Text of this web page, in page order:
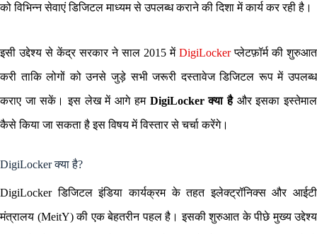
को विभिन्न सेवाएं डिजिटल माध्यम से उपलब्ध कराने की दिशा में कार्य कर रही है।
इसी उद्देश्य से केंद्र सरकार ने साल 2015 में DigiLockerप्लेटफ़ॉर्म की शुरुआत
करी ताकि लोगों को उनसे जुड़े सभी जरूरी दस्तावेज डिजिटल रूप में उपलब्ध
कराए जा सकें। इस लेख में आगे हम DigiLocker क्या हैऔर इसका इस्तेमाल
कैसे किया जा सकता है इस विषय में विस्तार से चर्चा करेंगे।
DigiLocker क्या है?
DigiLocker डिजिटल इंडिया कार्यक्रम के तहत इलेक्ट्रॉनिक्स और आईटी
मंत्रालय (MeitY) की एक बेहतरीन पहल है। इसकी शुरुआत के पीछे मुख्य उद्देश्य